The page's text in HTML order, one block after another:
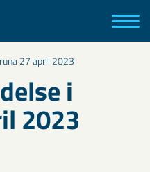
27 april 2023
i
2023